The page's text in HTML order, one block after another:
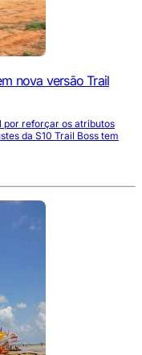
nova versão Trail
por reforçar os atributos
da S10 Trail Boss tem